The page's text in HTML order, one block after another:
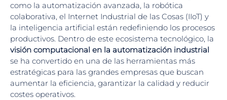
como la automatización avanzada, la robótica
colaborativa, el Internet Industrial de las Cosas (IIoT) y
la inteligencia artificial están redefiniendo los procesos
productivos. Dentro de este ecosistema tecnológico, la
visión computacional en la automatización industrial
se ha convertido en una de las herramientas más
estratégicas para las grandes empresas que buscan
aumentar la eficiencia, garantizar la calidad y reducir
costes operativos.